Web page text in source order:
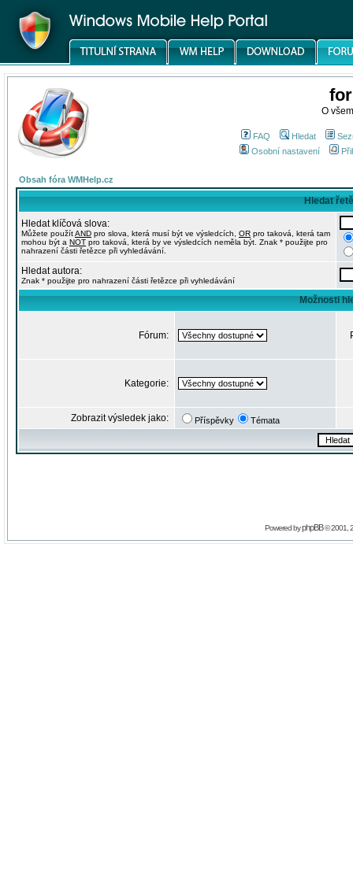
O
FAQ Hledat
Osobní nastavení
Obsah fóra WMHelp.cz
Hledat
Hledat klíčová slova:
Můžete použítAND pro slova, která musí být ve výsledcích, OR pro taková, která tam
mohou být a NOT pro taková, která by ve výsledcích neměla být. Znak * použijte pro
nahrazení části řetězce při vyhledávání.
Hledat autora:
Znak * použijte pro nahrazení části řetězce při vyhledávání
Možnosti
Fórum:
Kategorie:
Zobrazit výsledek jako: Příspěvky Témata
Powered byphpBB© 2001,